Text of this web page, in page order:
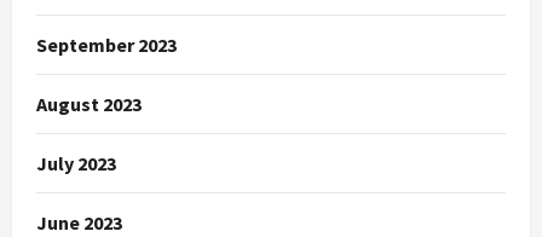
September 2023
August 2023
July 2023
June 2023